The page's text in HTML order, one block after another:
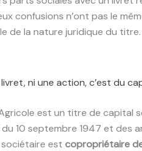
confusions n’ont pas le
de la nature juridique du titre.
ni une action, c’est du
est un titre de capital
du 10 septembre 1947 et
est copropriétaire